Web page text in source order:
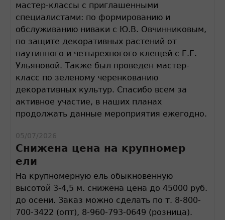
мастер-классы с приглашенными
специалистами: по формированию и
обслуживанию ниваки с Ю.В. Овчинниковым,
по защите декоративных растений от
паутинного и четырехногого клещей с Е.Г.
Ульяновой. Также был проведен мастер-
класс по зеленому черенкованию
декоративных культур. Спасибо всем за
активное участие, в наших планах
продолжать данные мероприятия ежегодно.
05/07/2026
Снижена цена на крупномер
ели
На крупномерную ель обыкновенную
высотой 3-4,5 м. снижена цена до 45000 руб.
до осени. Заказ можно сделать по т. 8-800-
700-3422 (опт), 8-960-793-0649 (розница).